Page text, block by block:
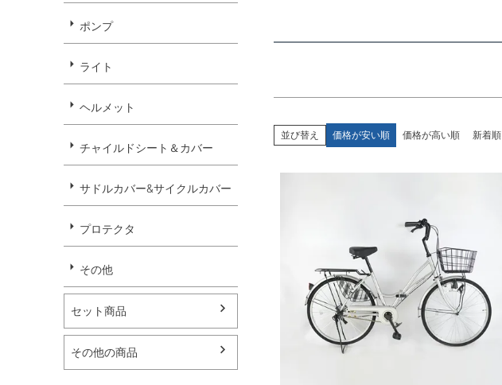
ポンプ
ライト
ヘルメット
チャイルドシート＆カバー
サドルカバー&サイクルカバー
プロテクタ
その他
セット商品
その他の商品
並び替え 価格が安い順 価格が高い順 新着順